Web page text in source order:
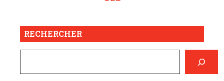
RECHERCHER